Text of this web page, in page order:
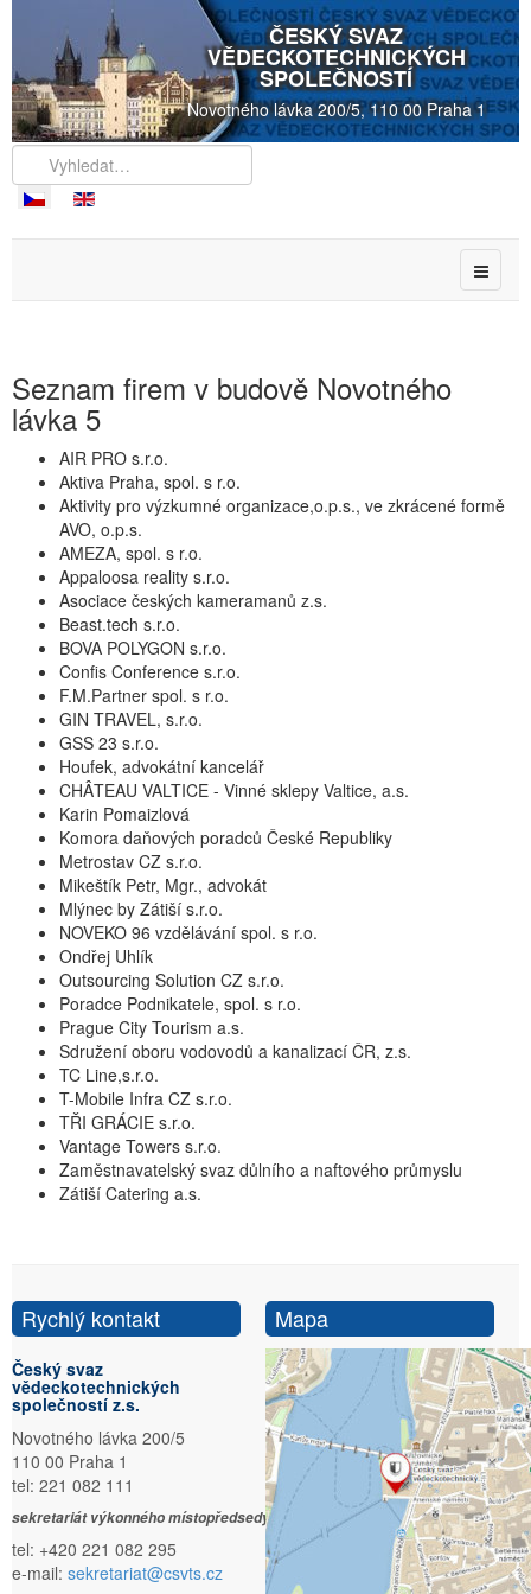
ČESKÝ SVAZ
VĚDECKOTECHNICKÝCH
SPOLEČNOSTÍ
Novotného lávka 200/5, 110 00 Praha 1
Seznam firem v budově Novotného
lávka 5
AIR PRO s.r.o.
Aktiva Praha, spol. s r.o.
Aktivity pro výzkumné organizace,o.p.s., ve zkrácené formě
AVO, o.p.s.
AMEZA, spol. s r.o.
Appaloosa reality s.r.o.
Asociace českých kameramanů z.s.
Beast.tech s.r.o.
BOVA POLYGON s.r.o.
Confis Conference s.r.o.
F.M.Partner spol. s r.o.
GIN TRAVEL, s.r.o.
GSS 23 s.r.o.
Houfek, advokátní kancelář
CHÂTEAU VALTICE - Vinné sklepy Valtice, a.s.
Karin Pomaizlová
Komora daňových poradců České Republiky
Metrostav CZ s.r.o.
Mikeštík Petr, Mgr., advokát
Mlýnec by Zátiší s.r.o.
NOVEKO 96 vzdělávání spol. s r.o.
Ondřej Uhlík
Outsourcing Solution CZ s.r.o.
Poradce Podnikatele, spol. s r.o.
Prague City Tourism a.s.
Sdružení oboru vodovodů a kanalizací ČR, z.s.
TC Line,s.r.o.
T-Mobile Infra CZ s.r.o.
TŘI GRÁCIE s.r.o.
Vantage Towers s.r.o.
Zaměstnavatelský svaz důlního a naftového průmyslu
Zátiší Catering a.s.
Rychlý kontakt
Český svaz
vědeckotechnických
společností z.s.
Novotného lávka 200/5
110 00 Praha 1
tel: 221 082 111
sekretariát výkonného místopředsedy:
tel: +420 221 082 295
e-mail: sekretariat@csvts.cz
Mapa